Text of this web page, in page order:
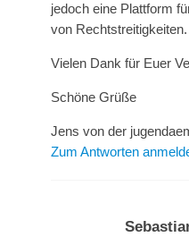
jedoch eine Plattform
von Rechtstreitigkeiten.
Vielen Dank für Euer
Schöne Grüße
Jens von der
Zum Antworten